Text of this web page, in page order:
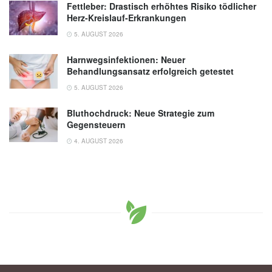
Fettleber: Drastisch erhöhtes Risiko tödlicher
Herz-Kreislauf-Erkrankungen
5. AUGUST 2026
Harnwegsinfektionen: Neuer
Behandlungsansatz erfolgreich getestet
5. AUGUST 2026
Bluthochdruck: Neue Strategie zum
Gegensteuern
4. AUGUST 2026